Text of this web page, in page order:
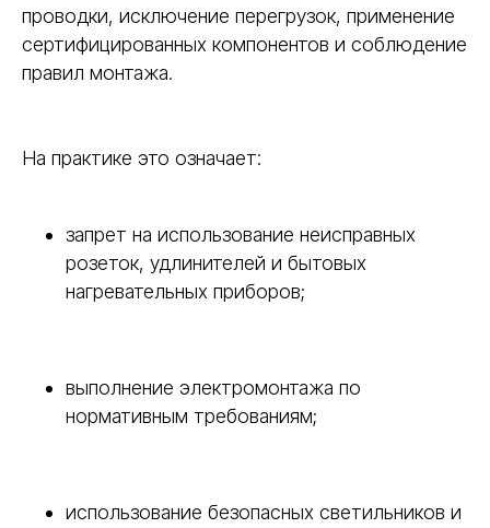
проводки, исключение перегрузок, применение
сертифицированных компонентов и соблюдение
правил монтажа.
На практике это означает:
запрет на использование неисправных
розеток, удлинителей и бытовых
нагревательных приборов;
выполнение электромонтажа по
нормативным требованиям;
использование безопасных светильников и